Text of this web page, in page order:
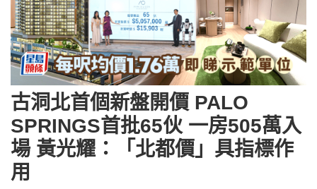
古洞北首個新盤開價 PALO
SPRINGS首批65伙 一房505萬入
場 黃光耀：「北都價」具指標作
用